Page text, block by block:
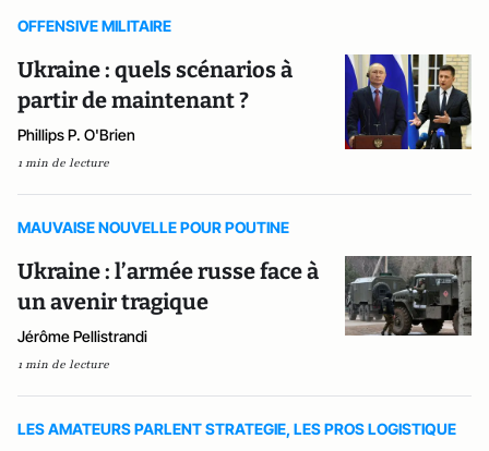
OFFENSIVE MILITAIRE
Ukraine : quels scénarios à
partir de maintenant ?
Phillips P. O'Brien
1 min de lecture
MAUVAISE NOUVELLE POUR POUTINE
Ukraine : l’armée russe face à
un avenir tragique
Jérôme Pellistrandi
1 min de lecture
LES AMATEURS PARLENT STRATEGIE, LES PROS LOGISTIQUE